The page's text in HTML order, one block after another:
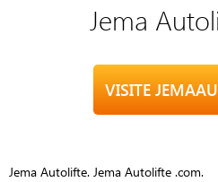
Jema
VISITE
Jema Autolifte. Jema Autolifte .com.